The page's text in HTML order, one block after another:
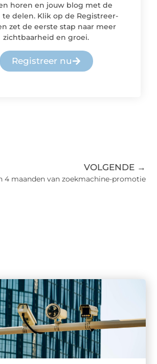
horen en jouw blog met de
delen. Klik op de Registreer-
zet de eerste stap naar meer
zichtbaarheid en groei.
Registreer nu
VOLGENDE →
4 maanden van zoekmachine-promotie